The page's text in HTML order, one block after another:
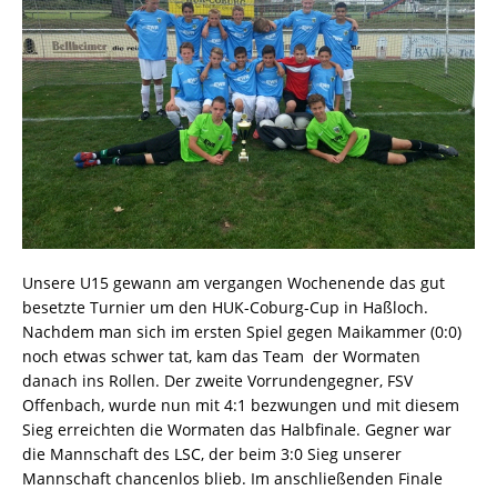
Unsere U15 gewann am vergangen Wochenende das gut
besetzte Turnier um den HUK-Coburg-Cup in Haßloch.
Nachdem man sich im ersten Spiel gegen Maikammer (0:0)
noch etwas schwer tat, kam das Team der Wormaten
danach ins Rollen. Der zweite Vorrundengegner, FSV
Offenbach, wurde nun mit 4:1 bezwungen und mit diesem
Sieg erreichten die Wormaten das Halbfinale. Gegner war
die Mannschaft des LSC, der beim 3:0 Sieg unserer
Mannschaft chancenlos blieb. Im anschließenden Finale